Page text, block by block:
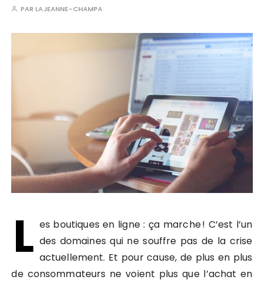
PARLAJEANNE-CHAMPA
L es boutiques en ligne : ça marche ! C’est l’un
des domaines qui ne souffre pas de la crise
actuellement. Et pour cause, de plus en plus
de consommateurs ne voient plus que l’achat en